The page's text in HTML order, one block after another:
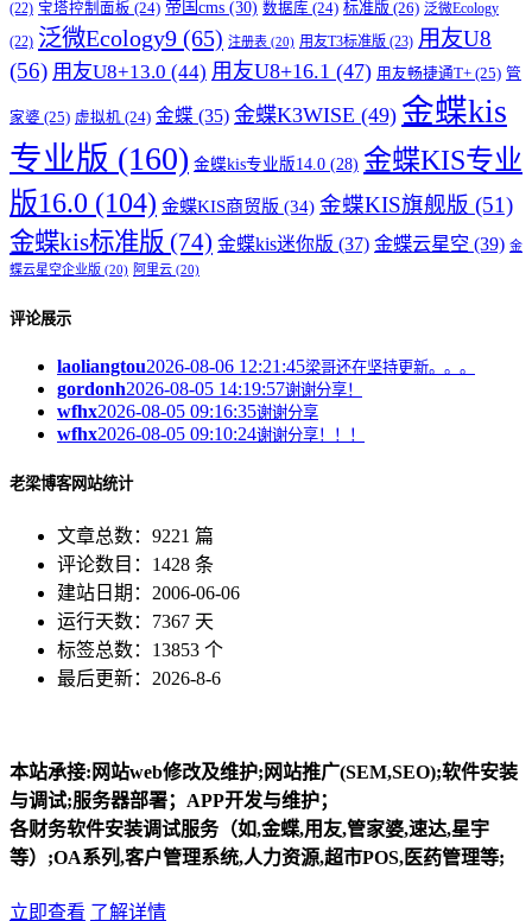
(22) 宝塔控制面板 (24) 帝国cms (30) 数据库 (24) 标准版 (26) 泛微Ecology
(22) 泛微Ecology9 (65) 注册表 (20) 用友T3标准版 (23) 用友U8
(56) 用友U8+13.0 (44) 用友U8+16.1 (47) 用友畅捷通T+ (25) 管
家婆 (25) 虚拟机 (24) 金蝶 (35) 金蝶K3WISE (49) 金蝶kis
专业版 (160) 金蝶kis专业版14.0 (28) 金蝶KIS专业
版16.0 (104) 金蝶KIS商贸版 (34) 金蝶KIS旗舰版 (51)
金蝶kis标准版 (74) 金蝶kis迷你版 (37) 金蝶云星空 (39) 金
蝶云星空企业版 (20) 阿里云 (20)
评论展示
laoliangtou2026-08-06 12:21:45梁哥还在坚持更新。。。
gordonh2026-08-05 14:19:57谢谢分享！
wfhx2026-08-05 09:16:35谢谢分享
wfhx2026-08-05 09:10:24谢谢分享！！！
老梁博客网站统计
文章总数：9221 篇
评论数目：1428 条
建站日期：2006-06-06
运行天数：7367 天
标签总数：13853 个
最后更新：2026-8-6
本站承接:网站web修改及维护;网站推广(SEM,SEO);软件安装
与调试;服务器部署；APP开发与维护；
各财务软件安装调试服务（如,金蝶,用友,管家婆,速达,星宇
等）;OA系列,客户管理系统,人力资源,超市POS,医药管理等;
立即查看 了解详情